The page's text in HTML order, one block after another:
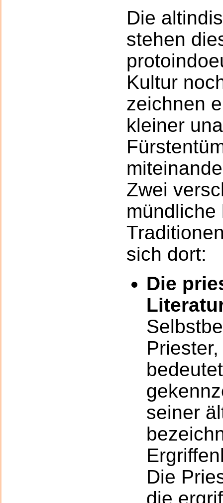
Die
stehen
Kultur
zeichnen
kleiner
Zwei
mündliche
sich dort:
Die
seiner
Die
die